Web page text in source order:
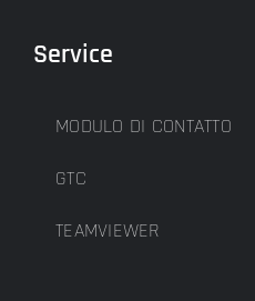
Service
MODULO DI CONTATTO
GTC
TEAMVIEWER